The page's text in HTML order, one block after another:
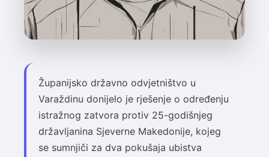
Županijsko državno odvjetništvo u
Varaždinu donijelo je rješenje o određenju
istražnog zatvora protiv 25-godišnjeg
državljanina Sjeverne Makedonije, kojeg
se sumnjiči za dva pokušaja ubistva